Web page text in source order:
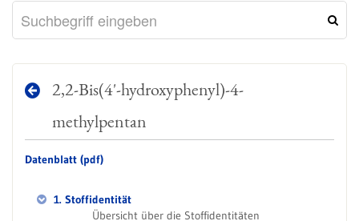
2,2-Bis(4'-hydroxyphenyl)-4-
methylpentan
Datenblatt (pdf)
1. Stoffidentität
Übersicht über die Stoffidentitäten